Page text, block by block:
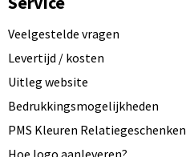
Veelgestelde vragen
Levertijd / kosten
Uitleg website
Bedrukkingsmogelijkheden
PMS Kleuren Relatiegeschenken